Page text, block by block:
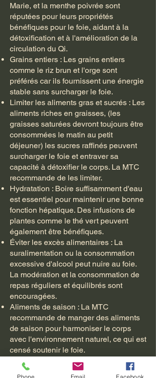
Marie, et la menthe poivrée sont
réputées pour leurs propriétés
bénéfiques pour le foie, aidant à la
détoxification et à l'amélioration de la
circulation du Qi.
Grains entiers : Les grains entiers
comme le riz brun et l'orge sont
préférés car ils fournissent une énergie
stable sans surcharger le foie.
Limiter les aliments gras et sucrés : Les
aliments riches en graisses, (les
graisses saturées devront toujours être
consommées le matin au petit
déjeuner) les sucres raffinés peuvent
surcharger le foie et entraver sa
capacité à détoxifier le corps. La MTC
recommande de les limiter.
Hydratation : Boire suffisamment d'eau
est essentiel pour maintenir une bonne
fonction hépatique. Des infusions de
plantes comme le thé vert peuvent
également être bénéfiques.
Éviter les excès alimentaires : La
suralimentation ou la consommation
excessive d'alcool peut nuire au foie.
La modération et la consommation de
repas réguliers et équilibrés sont
encouragées.
Aliments de saison : La MTC
recommande de manger des aliments
de saison pour harmoniser le corps
avec l'environnement naturel, ce qui est
censé soutenir le foie.
Équilibre émotionnel : Le foie est
associé aux émotions en MTC, en
Phone Email Facebook